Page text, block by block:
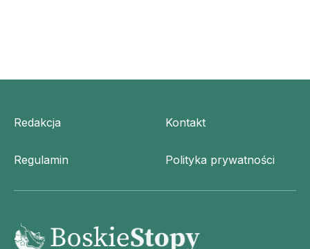
Redakcja Kontakt
Regulamin Polityka prywatności